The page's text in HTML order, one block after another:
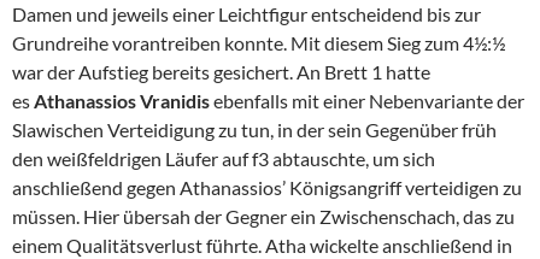
Damen und jeweils einer Leichtfigur entscheidend bis zur
Grundreihe vorantreiben konnte. Mit diesem Sieg zum 4½:½
war der Aufstieg bereits gesichert. An Brett 1 hatte
esAthanassios Vranidisebenfalls mit einer Nebenvariante der
Slawischen Verteidigung zu tun, in der sein Gegenüber früh
den weißfeldrigen Läufer auf f3 abtauschte, um sich
anschließend gegen Athanassios’ Königsangriff verteidigen zu
müssen. Hier übersah der Gegner ein Zwischenschach, das zu
einem Qualitätsverlust führte. Atha wickelte anschließend in